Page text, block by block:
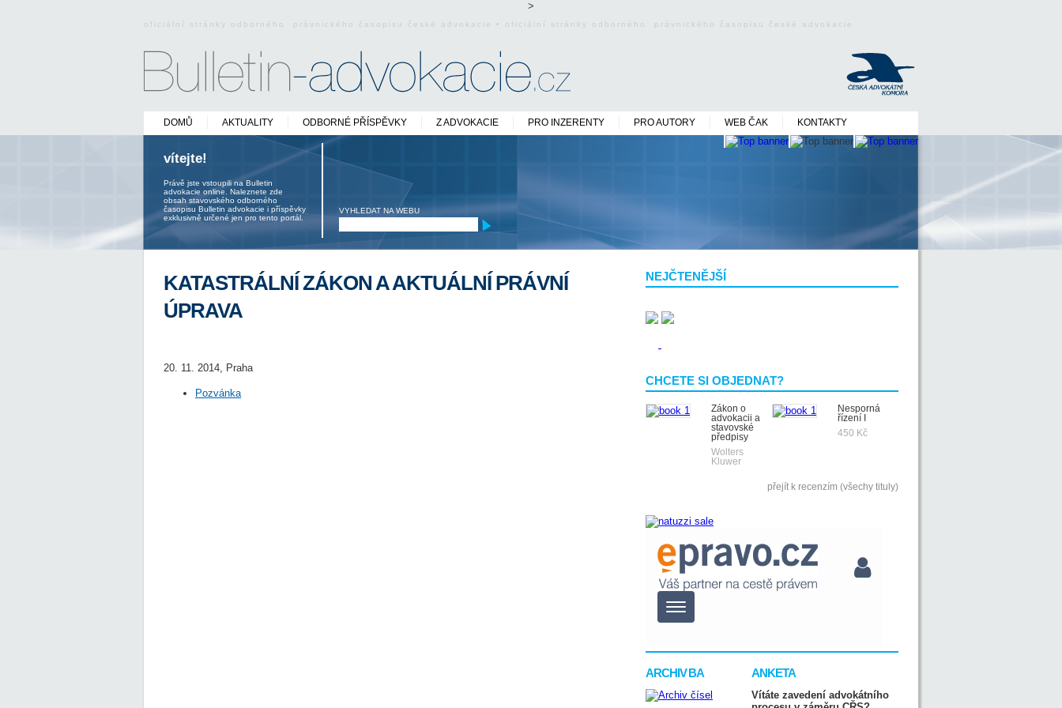
>
oficiální stránky odborného právnického časopisu české advokacie • oficiální stránky odborného právnického časopisu české advokacie
DOMŮ AKTUALITY ODBORNÉ PŘÍSPĚVKY Z ADVOKACIE PRO INZERENTY PRO AUTORY WEB ČAK KONTAKTY
vítejte!
Právě jste vstoupili na Bulletin
advokacie online. Naleznete zde
obsah stavovského odborného
časopisu Bulletin advokacie i příspěvky
exklusivně určené jen pro tento portál.
VYHLEDAT NA WEBU
NEJČTENĚJŠÍ
CHCETE SI OBJEDNAT?
Zákon o
advokacii a
stavovské
předpisy
Wolters
Kluwer
Nesporná
řízení I
450 Kč
přejít k recenzím (všechy tituly)
ARCHIV BA ANKETA
Vítáte zavedení advokátního
KATASTRÁLNÍ ZÁKON A AKTUÁLNÍ PRÁVNÍ
ÚPRAVA
20. 11. 2014, Praha
Pozvánka